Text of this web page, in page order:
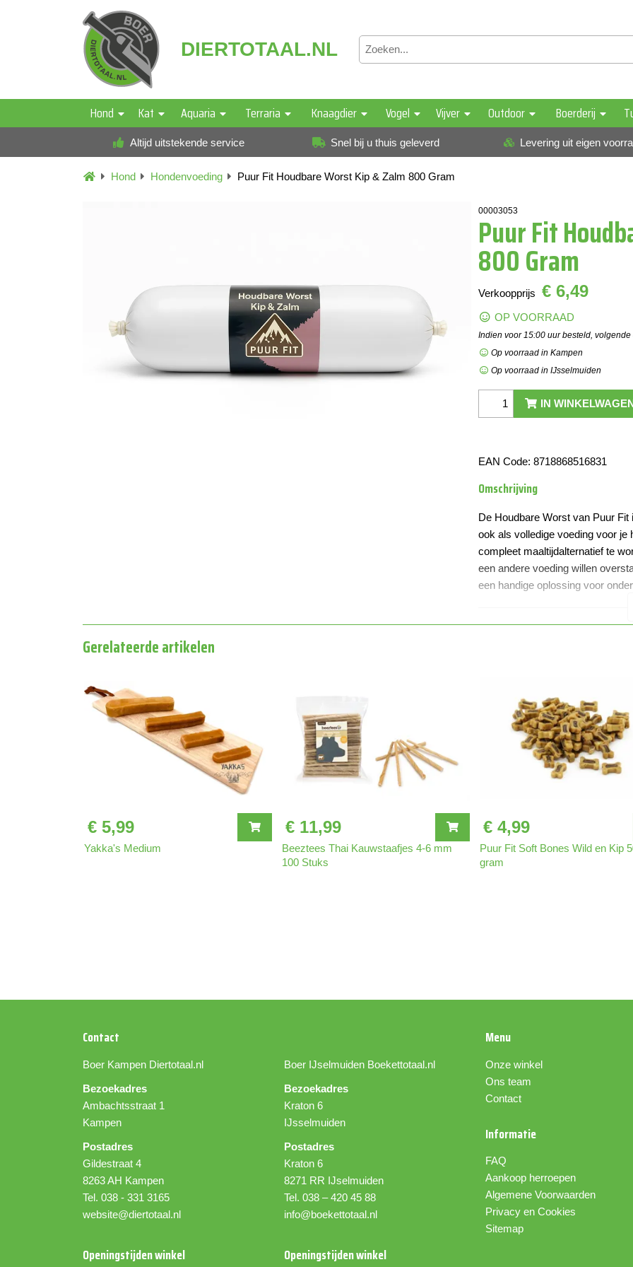
DIERTOTAAL.NL
Hond Kat Aquaria Terraria Knaagdier Vogel Vijver Outdoor Boerderij
Altijd uitstekende service Snel bij u thuis geleverd Levering uit eigen
Hond Hondenvoeding Puur Fit Houdbare Worst Kip & Zalm 800 Gram
00003053
Puur Fit
800 Gram
Verkoopprijs € 6,49
OP VOORRAAD
Indien voor 15:00 uur besteld,
Op voorraad in Kampen
Op voorraad in IJsselmuiden
IN
EAN Code: 8718868516831
Omschrijving
De Houdbare Worst van Puur
ook als volledige voeding voor je
compleet maaltijdalternatief te
een andere voeding willen
een handige oplossing voor
De worst is eenvoudig in
aan je hond. Het kan zowel als
worden, afhankelijk van de
dienen, terwijl het de
Gerelateerde artikelen
€ 5,99
Yakka's Medium
€ 11,99
Beeztees Thai Kauwstaafjes 4-6 mm
100 Stuks
€ 4,99
Puur Fit Soft Bones Wild en Kip
gram
Contact
Boer Kampen Diertotaal.nl
Bezoekadres
Ambachtsstraat 1
Kampen
Postadres
Gildestraat 4
8263 AH Kampen
Tel. 038 - 331 3165
website@diertotaal.nl
Openingstijden winkel
Boer IJselmuiden Boekettotaal.nl
Bezoekadres
Kraton 6
IJsselmuiden
Postadres
Kraton 6
8271 RR IJselmuiden
Tel. 038 – 420 45 88
info@boekettotaal.nl
Openingstijden winkel
Menu
Onze winkel
Ons team
Contact
Informatie
FAQ
Aankoop herroepen
Algemene Voorwaarden
Privacy en Cookies
Sitemap